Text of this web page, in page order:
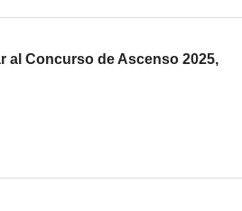
al Concurso de Ascenso 2025,